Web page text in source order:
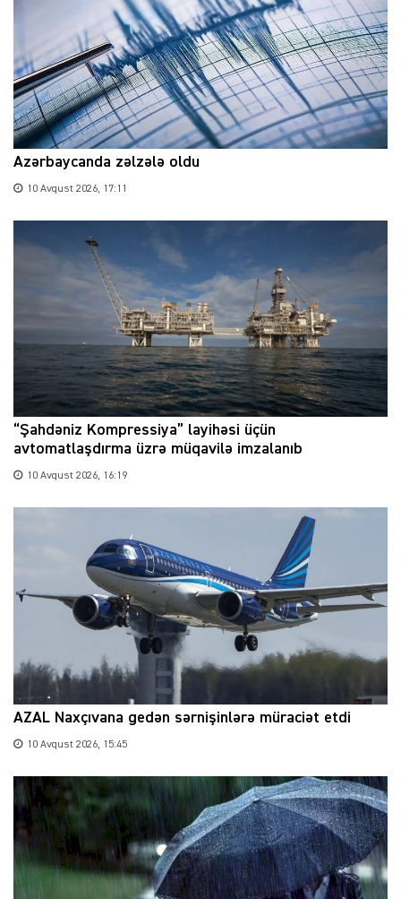
Azərbaycanda zəlzələ oldu
10 Avqust 2026, 17:11
“Şahdəniz Kompressiya” layihəsi üçün
avtomatlaşdırma üzrə müqavilə imzalanıb
10 Avqust 2026, 16:19
AZAL Naxçıvana gedən sərnişinlərə müraciət etdi
10 Avqust 2026, 15:45